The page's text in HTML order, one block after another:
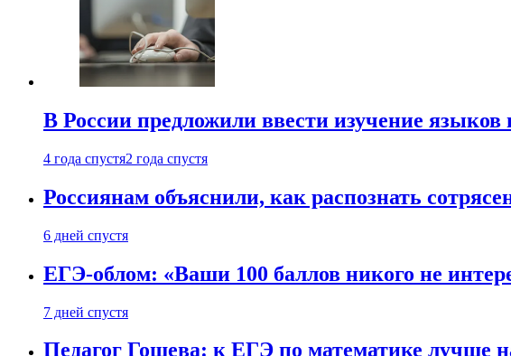
В России предложили ввести изучение
4 года спустя2 года спустя
Россиянам объяснили, как распознать
6 дней спустя
ЕГЭ-облом: «Ваши 100 баллов никого не
7 дней спустя
Педагог Гошева: к ЕГЭ по математике лучше